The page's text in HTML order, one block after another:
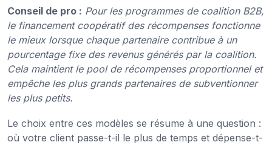
Conseil de pro : Pour les programmes de coalition B2B,
le financement coopératif des récompenses fonctionne
le mieux lorsque chaque partenaire contribue à un
pourcentage fixe des revenus générés par la coalition.
Cela maintient le pool de récompenses proportionnel et
empêche les plus grands partenaires de subventionner
les plus petits.
Le choix entre ces modèles se résume à une question :
où votre client passe-t-il le plus de temps et dépense-t-